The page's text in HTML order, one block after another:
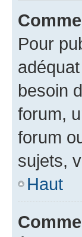
Pour
besoin
forum,
forum
sujets,
Haut